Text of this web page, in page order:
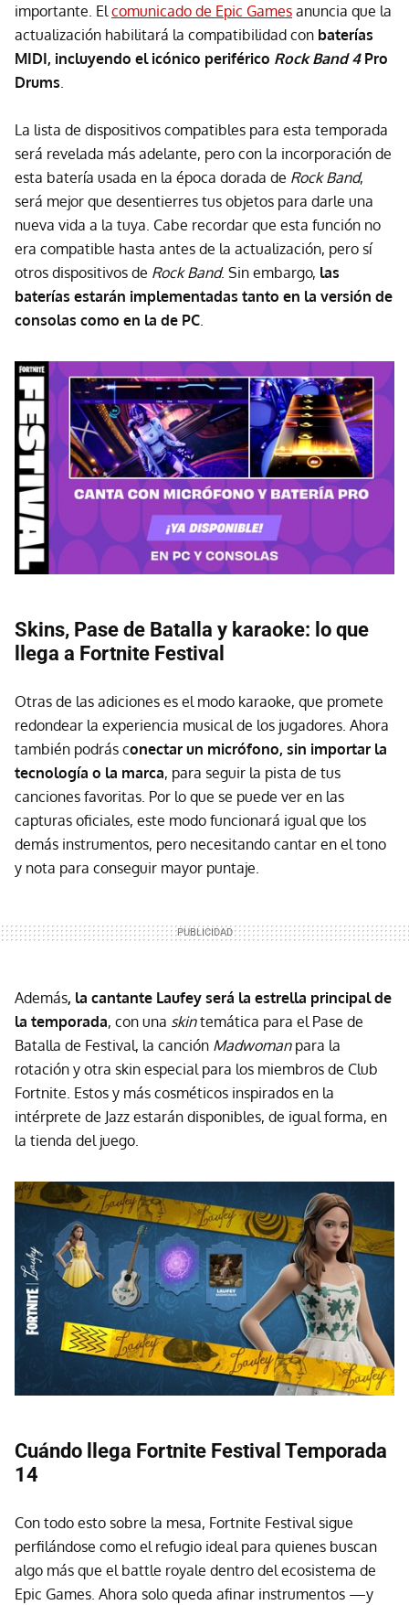
importante. El comunicado de Epic Games anuncia que la
actualización habilitará la compatibilidad con baterías
MIDI, incluyendo el icónico periférico Rock Band 4Pro
Drums
La lista de dispositivos compatibles para esta temporada
será revelada más adelante, pero con la incorporación de
esta batería usada en la época dorada de Rock Band,
será mejor que desentierres tus objetos para darle una
nueva vida a la tuya. Cabe recordar que esta función no
era compatible hasta antes de la actualización, pero sí
otros dispositivos de Rock Band. Sin embargo, las
baterías estarán implementadas tanto en la versión de
consolas como en la de PC
Skins, Pase de Batalla y karaoke: lo que
llega a Fortnite Festival
Otras de las adiciones es el modo karaoke, que promete
redondear la experiencia musical de los jugadores. Ahora
también podrás conectar un micrófono, sin importar la
tecnología o la marca, para seguir la pista de tus
canciones favoritas. Por lo que se puede ver en las
capturas oficiales, este modo funcionará igual que los
demás instrumentos, pero necesitando cantar en el tono
y nota para conseguir mayor puntaje.
Además, la cantante Laufey será la estrella principal de
la temporada, con una skintemática para el Pase de
Batalla de Festival, la canción Madwoman para la
rotación y otra skin especial para los miembros de Club
Fortnite. Estos y más cosméticos inspirados en la
intérprete de Jazz estarán disponibles, de igual forma, en
la tienda del juego.
Cuándo llega Fortnite Festival Temporada
14
Con todo esto sobre la mesa, Fortnite Festival sigue
perfilándose como el refugio ideal para quienes buscan
algo más que el battle royale dentro del ecosistema de
Epic Games. Ahora solo queda afinar instrumentos —y